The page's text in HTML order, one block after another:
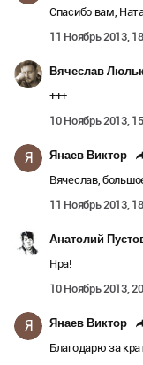
Спасибо вам,
11 Ноябрь 2013,
Вячеслав
+++
10 Ноябрь 2013,
Я Янаев Виктор
Вячеслав,
11 Ноябрь 2013,
Анатолий
Нра!
10 Ноябрь 2013,
Я Янаев Виктор
Благодарю за